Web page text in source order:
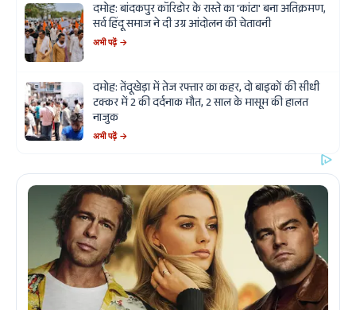
दमोह: बांदकपुर कॉरिडोर के रास्ते का 'कांटा' बना अतिक्रमण,
सर्व हिंदू समाज ने दी उग्र आंदोलन की चेतावनी
अभी पढ़ें →
दमोह: तेंदूखेड़ा में तेज रफ्तार का कहर, दो बाइकों की सीधी
टक्कर में 2 की दर्दनाक मौत, 2 साल के मासूम की हालत
नाजुक
अभी पढ़ें →